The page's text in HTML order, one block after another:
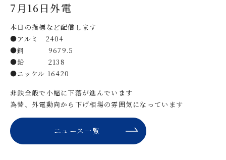
7月16日外電
本日の指標など配信します
●アルミ 2404
●銅 9679.5
●鉛 2138
●ニッケル 16420
非鉄全般で小幅に下落が進んでいます
為替、外電動向から下げ相場の雰囲気になっています
ニュース一覧